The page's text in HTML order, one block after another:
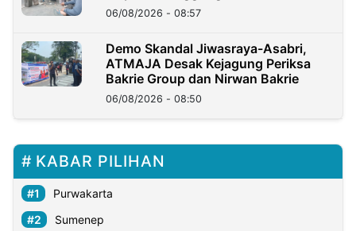
06/08/2026 - 08:57
Demo Skandal Jiwasraya-Asabri,
ATMAJA Desak Kejagung Periksa
Bakrie Group dan Nirwan Bakrie
06/08/2026 - 08:50
KABAR PILIHAN
Purwakarta
Sumenep